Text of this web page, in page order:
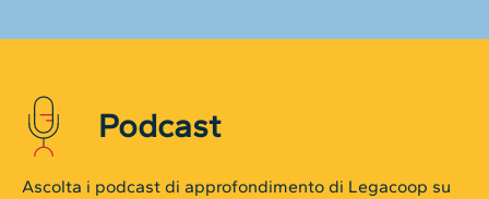
Podcast
Ascolta i podcast di approfondimento di Legacoop su